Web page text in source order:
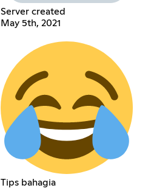
Server created
May 5th, 2021
Tips bahagia